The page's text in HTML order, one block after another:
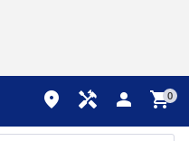
place handyman person shopping_cart0